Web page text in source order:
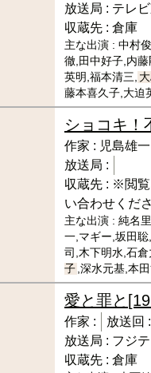
放送局 : テレ
収蔵先 : 倉庫
主な出演 : 中村
徹,田中好子,内
英明,福本清三,
藤本喜久子,大迫
ショコキ！
作家 : 児島雄一
放送局 :
収蔵先 : ※閲覧
い合わせくだ
主な出演 : 純名
一,マギー,坂田
司,木下明水,石
子 ,深水元基,本
愛と罪と
作家 :
放送回
放送局 : フジ
収蔵先 : 倉庫